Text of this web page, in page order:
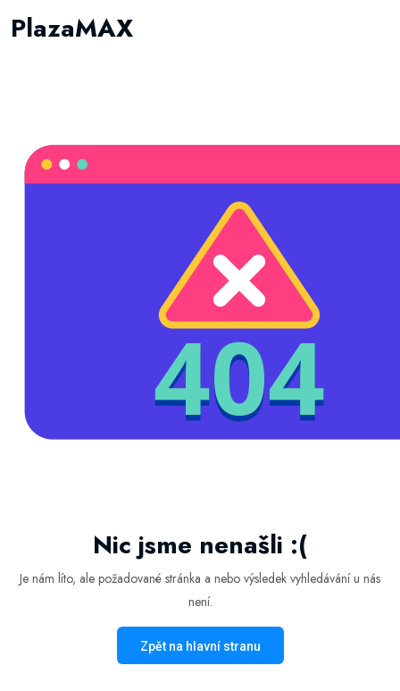
PlazaMAX
Nic jsme nenašli :(
Je nám líto, ale požadované stránka a nebo výsledek vyhledávání u nás
není.
Zpět na hlavní stranu